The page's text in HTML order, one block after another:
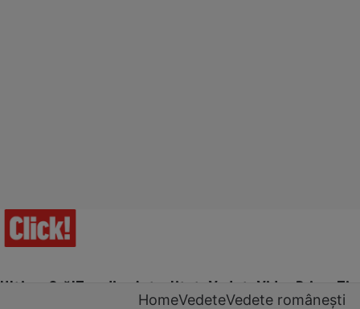
Ultima Oră!Trending Actualitate Vedete Video Prime
HomeVedeteVedete românești